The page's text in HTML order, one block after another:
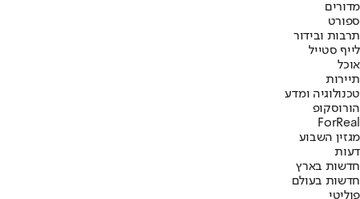
מדורים
ספורט
תרבות ובידור
לייף סטייל
אוכל
תיירות
טכנולוגיה ומדע
הורוסקופ
ForReal
מגזין השבוע
דעות
חדשות בארץ
חדשות בעולם
פוליטי